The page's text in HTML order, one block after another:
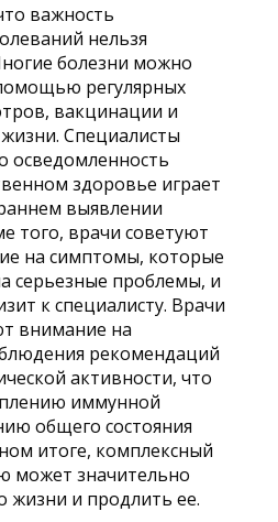
важность
нельзя
болезни можно
регулярных
вакцинации и
Специалисты
осведомленность
здоровье играет
выявлении
того, врачи советуют
на симптомы, которые
серьезные проблемы, и
к специалисту. Врачи
внимание на
рекомендаций
активности, что
иммунной
общего состояния
итоге, комплексный
может значительно
жизни и продлить ее.